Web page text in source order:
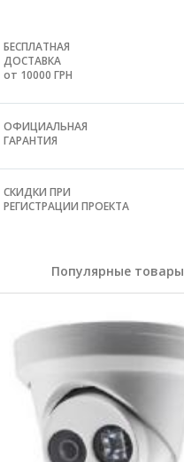
БЕСПЛАТНАЯ
ДОСТАВКА
от 10000 ГРН
ОФИЦИАЛЬНАЯ
ГАРАНТИЯ
СКИДКИ ПРИ
РЕГИСТРАЦИИ ПРОЕКТА
Популярные товары